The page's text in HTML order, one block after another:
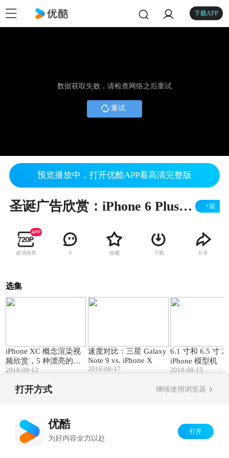
下载APP
数据获取失败，请检查网络之后重试
重试
预览播放中，打开优酷APP看高清完整版
圣诞广告欣赏：iPhone 6 Plus 慢动作镜头拍摄的纽约1 +追
超清画质 8 收藏 下载 分享
选集
iPhone XC 概念渲染视
频欣赏，5 种漂亮的颜
色
2018-09-12
速度对比：三星 Galaxy
Note 9 vs. iPhone X
2018-08-17
6.1 寸和 6.5 寸
iPhone 模型机
2018-08-15
打开方式 继续使用浏览器
优酷
为好内容全力以赴
打开